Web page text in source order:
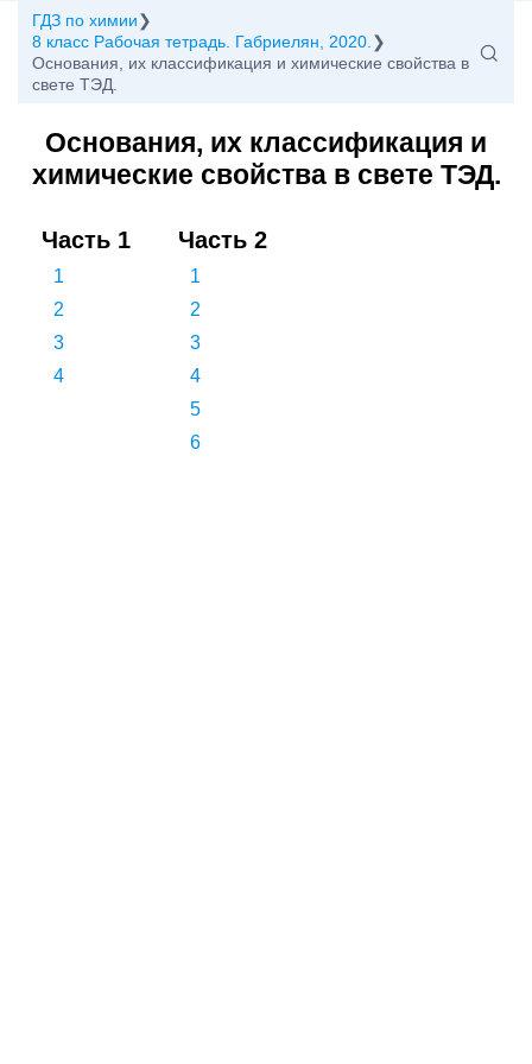
ГДЗ по химии
8 класс Рабочая тетрадь. Габриелян, 2020.
Основания, их классификация и химические свойства в
свете ТЭД.
Основания, их классификация и
химические свойства в свете ТЭД.
Часть 1
1
2
3
4
Часть 2
1
2
3
4
5
6